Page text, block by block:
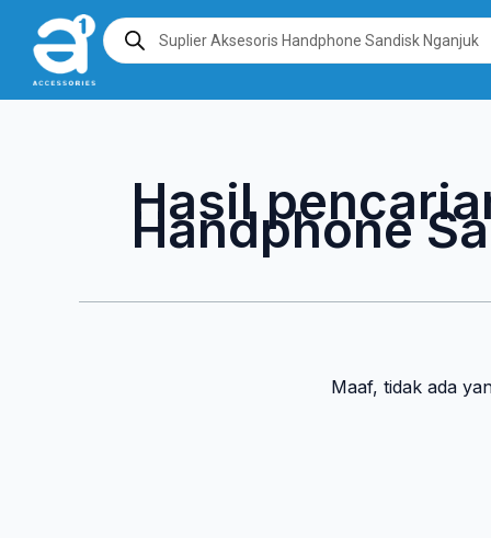
konten
Products
search
Hasil
Handphone
Maaf, tidak ada